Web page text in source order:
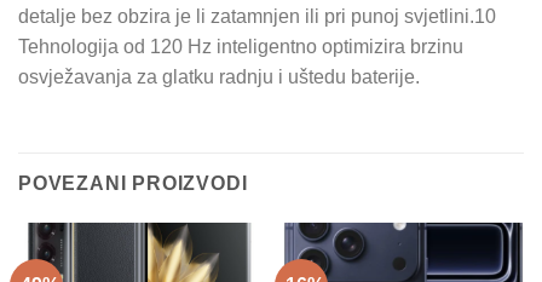
detalje bez obzira je li zatamnjen ili pri punoj svjetlini.10
Tehnologija od 120 Hz inteligentno optimizira brzinu
osvježavanja za glatku radnju i uštedu baterije.
POVEZANI PROIZVODI